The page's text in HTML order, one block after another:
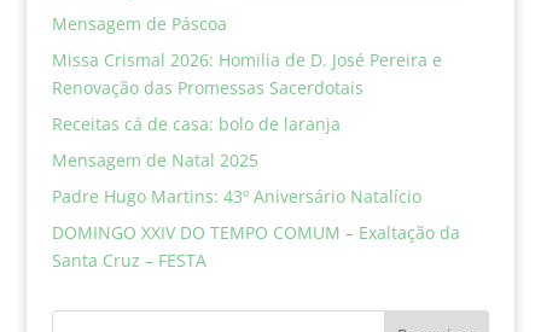
Mensagem de Páscoa
Missa Crismal 2026: Homilia de D. José Pereira e
Renovação das Promessas Sacerdotais
Receitas cá de casa: bolo de laranja
Mensagem de Natal 2025
Padre Hugo Martins: 43º Aniversário Natalício
DOMINGO XXIV DO TEMPO COMUM – Exaltação da
Santa Cruz – FESTA